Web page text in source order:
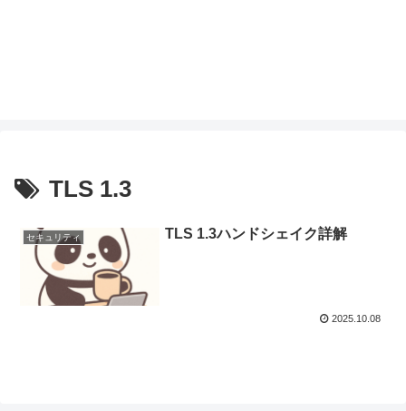
TLS 1.3
セキュリティ TLS 1.3ハンドシェイク詳解
2025.10.08